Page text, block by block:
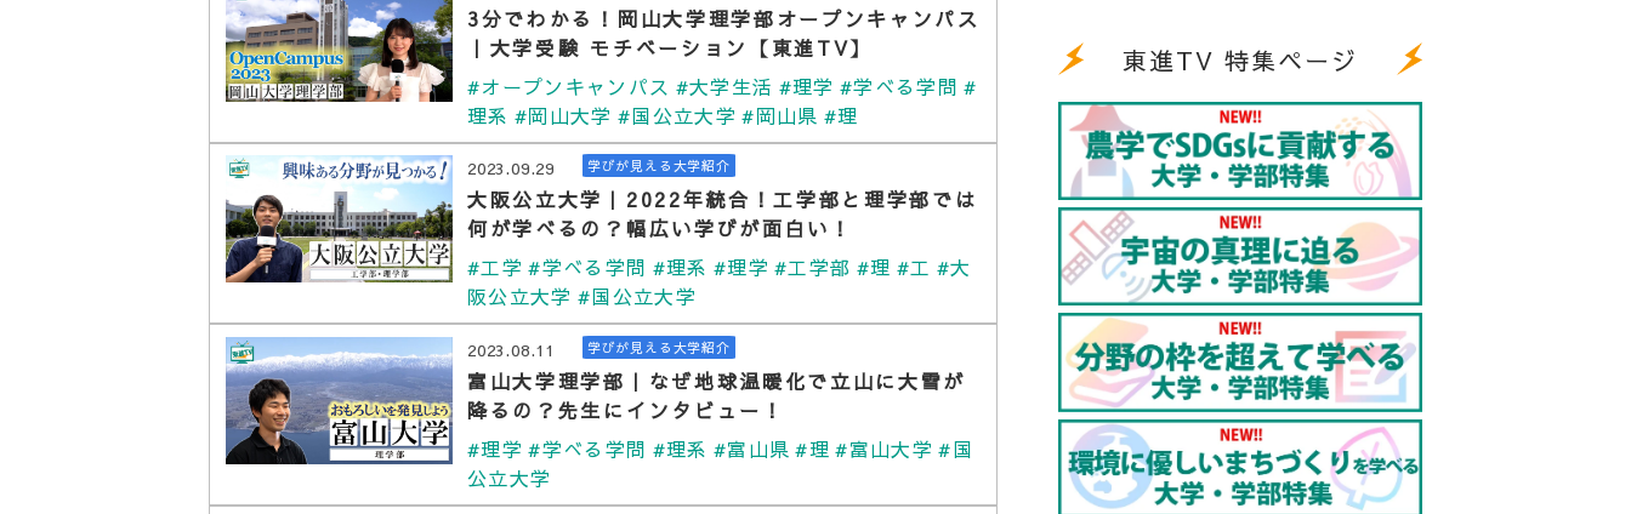
3分でわかる！岡山大学理学部オープンキャンパス
｜大学受験 モチベーション【東進TV】
#オープンキャンパス #大学生活 #理学 #学べる学問 #
理系 #岡山大学 #国公立大学 #岡山県 #理
2023.09.29 学びが見える大学紹介
大阪公立大学｜2022年統合！工学部と理学部では
何が学べるの？幅広い学びが面白い！
#工学 #学べる学問 #理系 #理学 #工学部 #理 #工 #大
阪公立大学 #国公立大学
2023.08.11 学びが見える大学紹介
富山大学理学部｜なぜ地球温暖化で立山に大雪が
降るの？先生にインタビュー！
#理学 #学べる学問 #理系 #富山県 #理 #富山大学 #国
公立大学
東進TV 特集ページ